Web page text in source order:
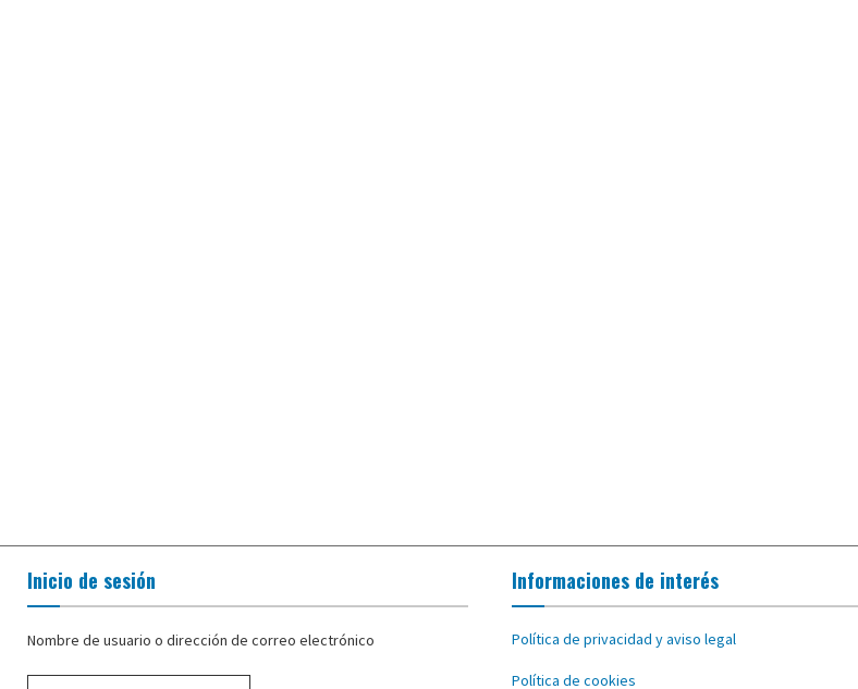
Inicio de sesión
Nombre de usuario o dirección de correo electrónico
Informaciones de interés
Política de privacidad y aviso legal
Política de cookies